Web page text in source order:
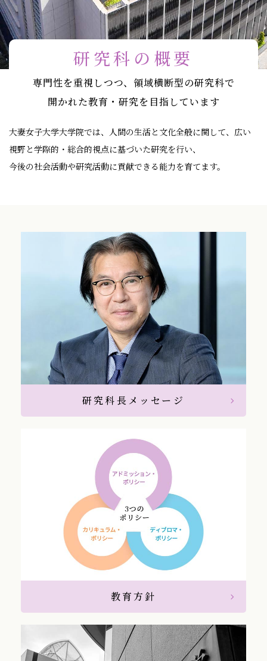
研究科の概要
専門性を重視しつつ、領域横断型の研究科で
開かれた教育・研究を目指しています
大妻女子大学大学院では、人間の生活と文化全般に関して、広い
視野と学際的・総合的視点に基づいた研究を行い、
今後の社会活動や研究活動に貢献できる能力を育てます。
研究科長メッセージ
教育方針